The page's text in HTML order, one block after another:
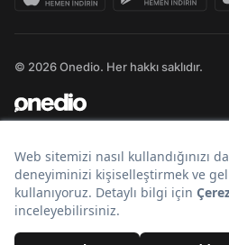
© 2026 Onedio. Her hakkı saklıdır.
Bir markasıdır.